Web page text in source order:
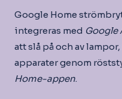
Google Home
integreras med Google
att slå på och av
apparater genom
Home-appen.